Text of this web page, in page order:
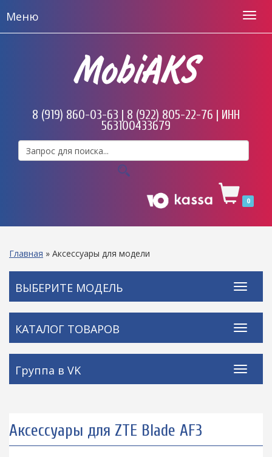
Меню
MobiAKS
8 (919) 860-03-63 | 8 (922) 805-22-76 | ИНН
563100433679
0
Главная » Аксессуары для модели
ВЫБЕРИТЕ МОДЕЛЬ
КАТАЛОГ ТОВАРОВ
Группа в VK
Аксессуары для ZTE Blade AF3